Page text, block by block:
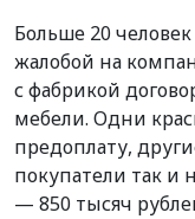
Больше 20
жалобой на
с фабрикой
мебели. Одни
предоплату,
покупатели так и
— 850 тысяч